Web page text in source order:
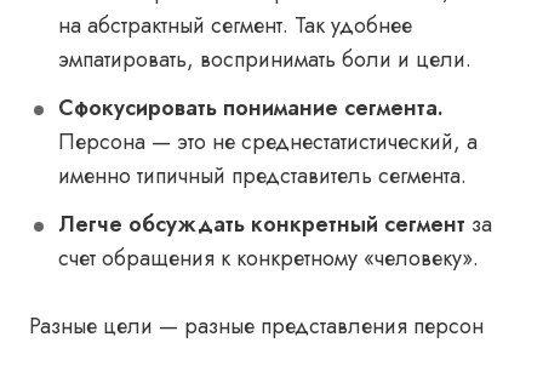
на абстрактный сегмент. Так удобнее
эмпатировать, воспринимать боли и цели.
Сфокусировать понимание сегмента.
Персона — это не среднестатистический, а
именно типичный представитель сегмента.
Легче обсуждать конкретный сегмент за
счет обращения к конкретному «человеку».
Разные цели — разные представления персон